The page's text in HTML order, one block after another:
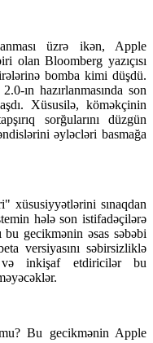
üzrə ikən, Apple
olan Bloomberg yazıçısı
bomba kimi düşdü.
ın hazırlanmasında son
Xüsusilə, köməkçinin
sorğularını düzgün
əyləcləri basmağa
xüsusiyyətlərini sınaqdan
hələ son istifadəçilərə
gecikmənin əsas səbəbi
versiyasını səbirsizliklə
və inkişaf etdiricilər bu
Bu gecikmənin Apple